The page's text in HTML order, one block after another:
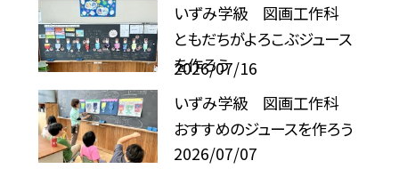
いずみ学級 図画工作科
ともだちがよろこぶジュース
を作ろう
2026/07/16
いずみ学級 図画工作科
おすすめのジュースを作ろう
2026/07/07